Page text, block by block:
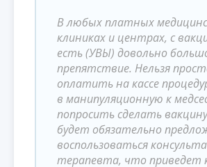
В любых платных
клиниках и центрах, с
есть (УВЫ) довольно
препятствие. Нельзя
оплатить на кассе
в манипуляционную к
попросить сделать
будет обязательно
воспользоваться
терапевта, что приведет